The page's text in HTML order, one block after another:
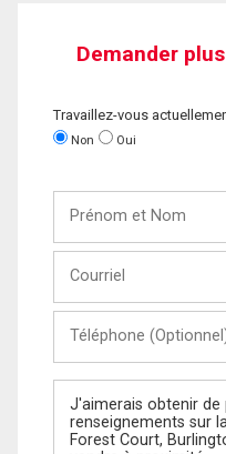
Demander
Travaillez-vous
Non Oui
Nom
(Optionnel)
Message